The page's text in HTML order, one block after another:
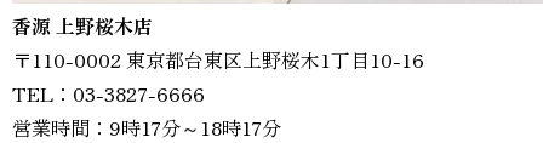
香源 上野桜木店
〒110-0002 東京都台東区上野桜木1丁目10-16
TEL：03-3827-6666
営業時間：9時17分～18時17分